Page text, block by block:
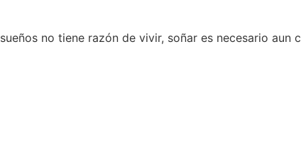
no tiene razón de vivir, soñar es necesario